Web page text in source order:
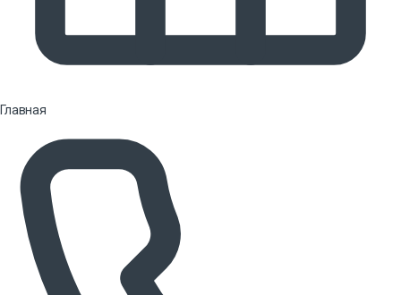
Главная